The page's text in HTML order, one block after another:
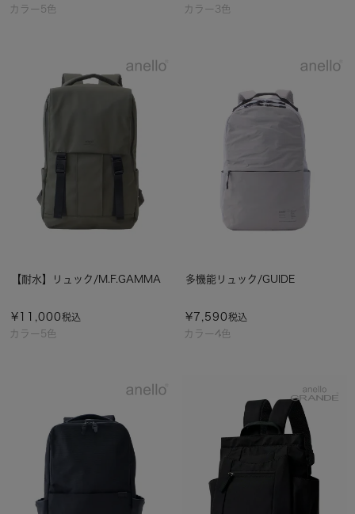
カラー5色 カラー3色
カラー5色
【耐水】リュック/M.F.GAMMA
¥ 11,000税込
カラー4色
多機能リュック/GUIDE
¥7,590税込